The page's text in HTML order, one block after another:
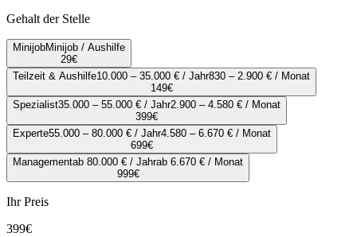
Gehalt der Stelle
MinijobMinijob / Aushilfe
29€
Teilzeit & Aushilfe10.000 – 35.000 € / Jahr830 – 2.900 € / Monat
149€
Spezialist35.000 – 55.000 € / Jahr2.900 – 4.580 € / Monat
399€
Experte55.000 – 80.000 € / Jahr4.580 – 6.670 € / Monat
699€
Managementab 80.000 € / Jahrab 6.670 € / Monat
999€
Ihr Preis
399€